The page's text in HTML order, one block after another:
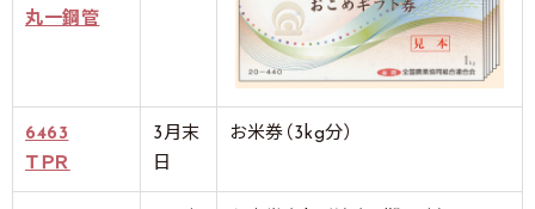
丸一鋼管
6463
ＴＰＲ
3月末
日
お米券（3kg分）